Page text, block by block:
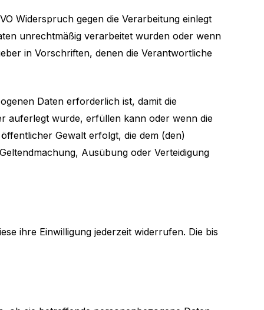
Widerspruch gegen die Verarbeitung einlegt
unrechtmäßig verarbeitet wurden oder wenn
in Vorschriften, denen die Verantwortliche
Daten erforderlich ist, damit die
auferlegt wurde, erfüllen kann oder wenn die
Gewalt erfolgt, die dem (den)
Ausübung oder Verteidigung
ihre Einwilligung jederzeit widerrufen. Die bis